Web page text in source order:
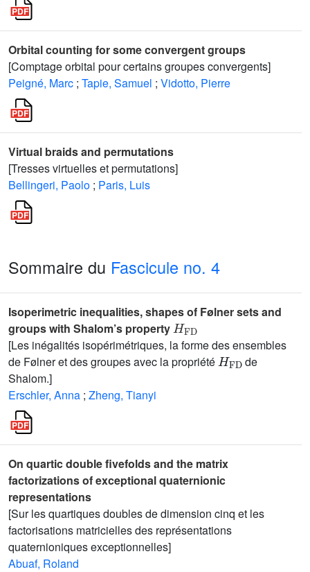
Orbital counting for some convergent groups
[Comptage orbital pour certains groupes convergents]
Peigné, Marc ; Tapie, Samuel ; Vidotto, Pierre
Virtual braids and permutations
[Tresses virtuelles et permutations]
Bellingeri, Paolo ; Paris, Luis
Sommaire du Fascicule no. 4
Isoperimetric inequalities, shapes of Følner sets and
groups with Shalom’s property
HFD
[Les inégalités isopérimétriques, la forme des ensembles
de Følner et des groupes avec la propriété
HFD
de
Shalom.]
Erschler, Anna ; Zheng, Tianyi
On quartic double fivefolds and the matrix
factorizations of exceptional quaternionic
representations
[Sur les quartiques doubles de dimension cinq et les
factorisations matricielles des représentations
quaternioniques exceptionnelles]
Abuaf, Roland